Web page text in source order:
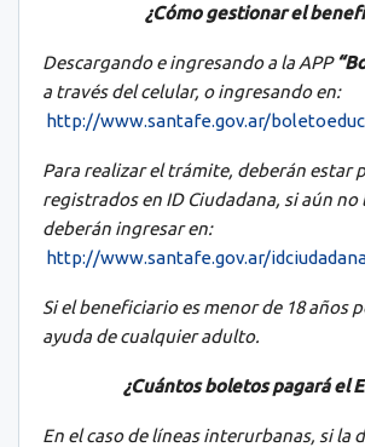
¿Cómo gestionar el
Descargando e ingresando a la APP
a través del celular, o ingresando en:
http://www.santafe.gov.ar/
Para realizar el trámite, deberán estar
registrados en ID Ciudadana, si aún no
deberán ingresar en:
http://www.santafe.gov.ar/
Si el beneficiario es menor de 18 años
ayuda de cualquier adulto.
¿Cuántos boletos pagará el
En el caso de líneas interurbanas, si la